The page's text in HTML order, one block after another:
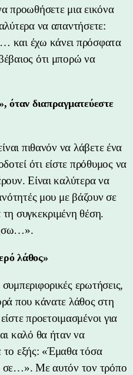
προωθήσετε μια εικόνα
να απαντήσετε:
και έχω κάνει πρόσφατα
ότι μπορώ να
όταν διαπραγματεύεστε
πιθανόν να λάβετε ένα
ότι είστε πρόθυμος να
Είναι καλύτερα να
μου με βάζουν σε
συγκεκριμένη θέση.
λάθος»
ερωτήσεις,
που κάνατε λάθος στη
προετοιμασμένοι για
καλό θα ήταν να
το εξής: «Έμαθα τόσα
σε…». Με αυτόν τον τρόπο